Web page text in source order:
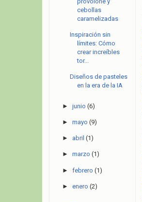
cebollas
caramelizadas
Inspiración sin
límites: Cómo
crear increíbles
tor...
Diseños de pasteles
en la era de la IA
► junio (6)
► mayo (9)
► abril (1)
► marzo (1)
► febrero (1)
► enero (2)